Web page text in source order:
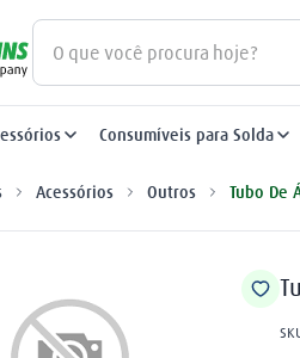
O que você procura hoje?
Consumíveis para Solda
Acessórios Outros Tubo De
Termos mais buscados
gás
2º oxigênio
regulador